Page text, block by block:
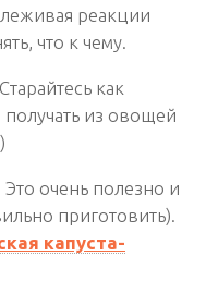
реакции
что к чему.
Старайтесь как
из овощей
. Это очень полезно и
приготовить).
капуста-